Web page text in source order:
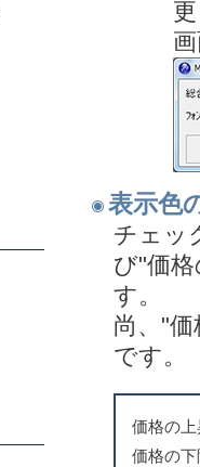
表示色
チェッ
び"価
す。
尚、"
です。
価格の
価格の